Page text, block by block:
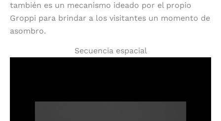
también es un mecanismo ideado por el propio
Groppi para brindar a los visitantes un momento de
asombro.
Secuencia espacial